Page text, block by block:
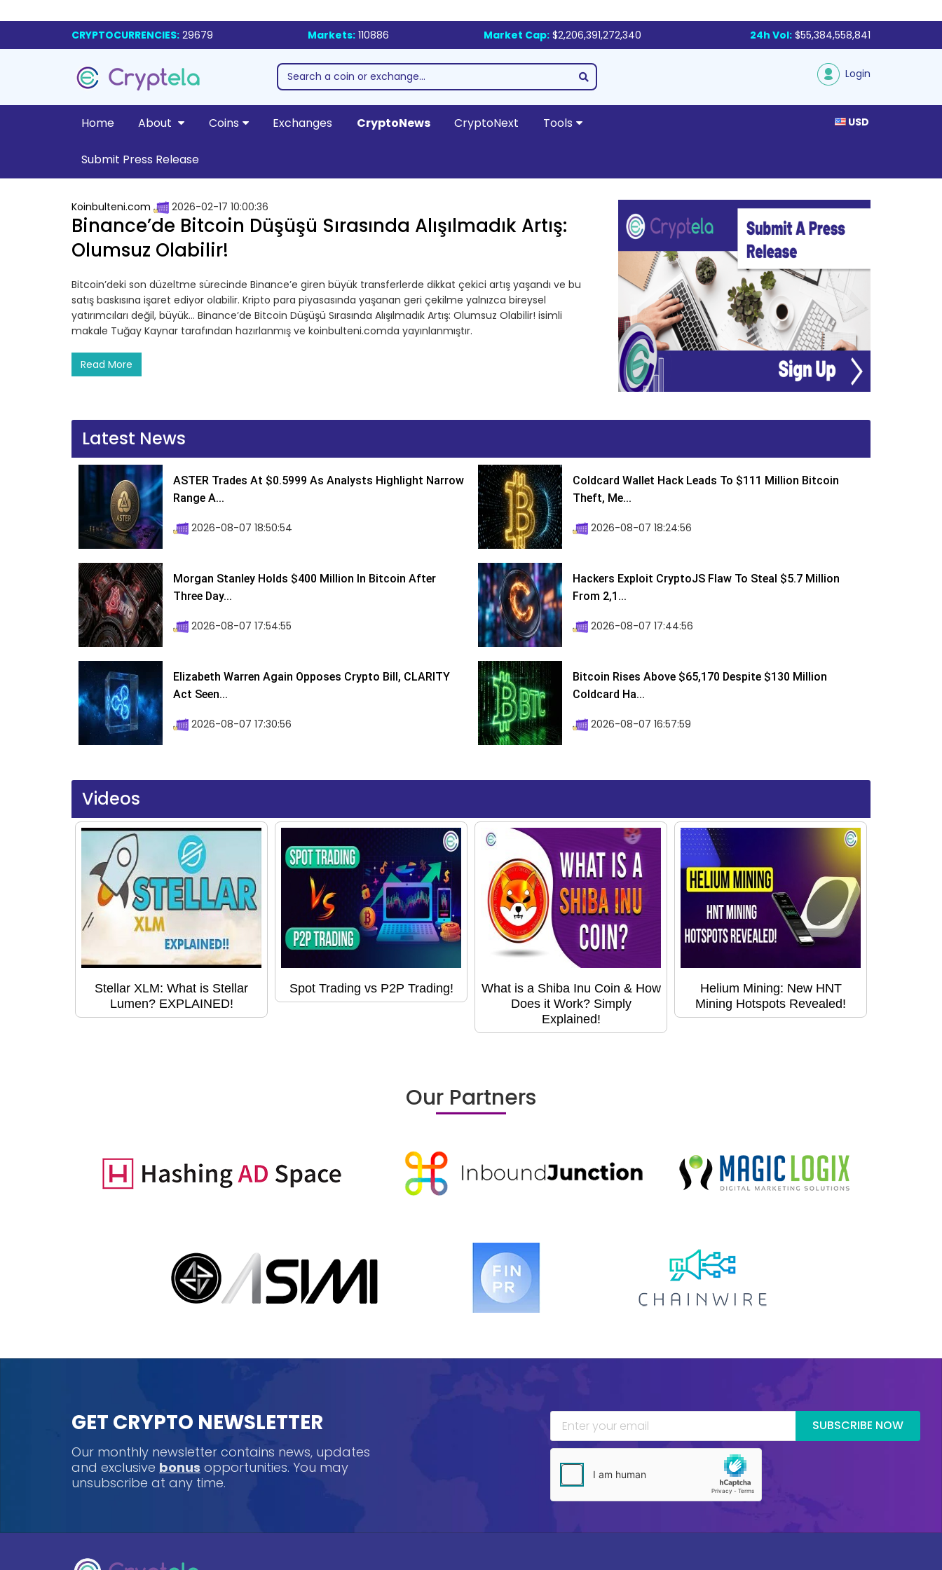
CRYPTOCURRENCIES: 29679 Markets: 110886 Market Cap: $2,206,391,272,340 24h Vol: $55,384,558,841
Login
Home About Coins Exchanges CryptoNews CryptoNext Tools
Submit Press Release
USD
Koinbulteni.com 2026-02-17 10:00:36
Binance’de Bitcoin Düşüşü Sırasında Alışılmadık Artış:
Olumsuz Olabilir!
Bitcoin’deki son düzeltme sürecinde Binance’e giren büyük transferlerde dikkat çekici artış yaşandı ve bu
satış baskısına işaret ediyor olabilir. Kripto para piyasasında yaşanan geri çekilme yalnızca bireysel
yatırımcıları değil, büyük… Binance’de Bitcoin Düşüşü Sırasında Alışılmadık Artış: Olumsuz Olabilir! isimli
makale Tuğay Kaynar tarafından hazırlanmış ve koinbulteni.comda yayınlanmıştır.
Read More
Latest News
ASTER Trades At $0.5999 As Analysts Highlight Narrow
Range A...
2026-08-07 18:50:54
Coldcard Wallet Hack Leads To $111 Million Bitcoin
Theft, Me...
2026-08-07 18:24:56
Morgan Stanley Holds $400 Million In Bitcoin After
Three Day...
2026-08-07 17:54:55
Hackers Exploit CryptoJS Flaw To Steal $5.7 Million
From 2,1...
2026-08-07 17:44:56
Elizabeth Warren Again Opposes Crypto Bill, CLARITY
Act Seen...
2026-08-07 17:30:56
Bitcoin Rises Above $65,170 Despite $130 Million
Coldcard Ha...
2026-08-07 16:57:59
Videos
Stellar XLM: What is Stellar
Lumen? EXPLAINED!
Spot Trading vs P2P Trading!
What is a Shiba Inu Coin & How
Does it Work? Simply
Explained!
Helium Mining: New HNT
Mining Hotspots Revealed!
Our Partners
GET CRYPTO NEWSLETTER
Our monthly newsletter contains news, updates
and exclusive bonus opportunities. You may
unsubscribe at any time.
SUBSCRIBE NOW